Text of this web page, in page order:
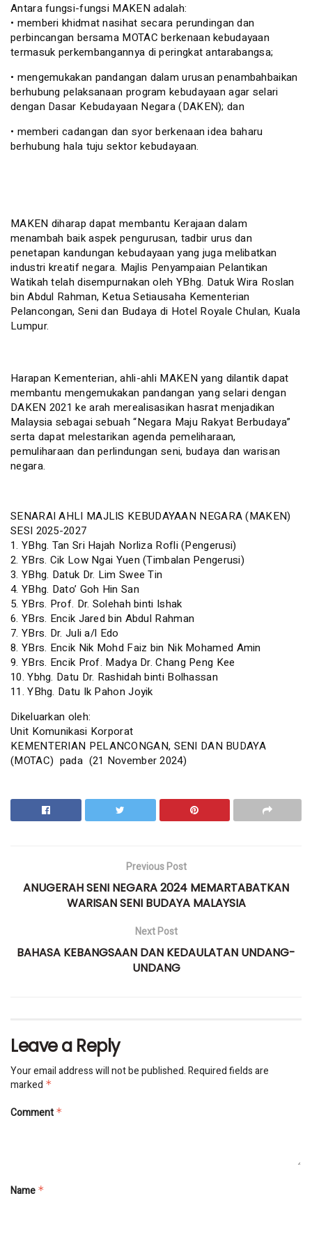
Antara fungsi-fungsi MAKEN adalah:
• memberi khidmat nasihat secara perundingan dan
perbincangan bersama MOTAC berkenaan kebudayaan
termasuk perkembangannya di peringkat antarabangsa;
• mengemukakan pandangan dalam urusan penambahbaikan
berhubung pelaksanaan program kebudayaan agar selari
dengan Dasar Kebudayaan Negara (DAKEN); dan
• memberi cadangan dan syor berkenaan idea baharu
berhubung hala tuju sektor kebudayaan.
MAKEN diharap dapat membantu Kerajaan dalam
menambah baik aspek pengurusan, tadbir urus dan
penetapan kandungan kebudayaan yang juga melibatkan
industri kreatif negara. Majlis Penyampaian Pelantikan
Watikah telah disempurnakan oleh YBhg. Datuk Wira Roslan
bin Abdul Rahman, Ketua Setiausaha Kementerian
Pelancongan, Seni dan Budaya di Hotel Royale Chulan, Kuala
Lumpur.
Harapan Kementerian, ahli-ahli MAKEN yang dilantik dapat
membantu mengemukakan pandangan yang selari dengan
DAKEN 2021 ke arah merealisasikan hasrat menjadikan
Malaysia sebagai sebuah “Negara Maju Rakyat Berbudaya”
serta dapat melestarikan agenda pemeliharaan,
pemuliharaan dan perlindungan seni, budaya dan warisan
negara.
SENARAI AHLI MAJLIS KEBUDAYAAN NEGARA (MAKEN)
SESI 2025-2027
1. YBhg. Tan Sri Hajah Norliza Rofli (Pengerusi)
2. YBrs. Cik Low Ngai Yuen (Timbalan Pengerusi)
3. YBhg. Datuk Dr. Lim Swee Tin
4. YBhg. Dato’ Goh Hin San
5. YBrs. Prof. Dr. Solehah binti Ishak
6. YBrs. Encik Jared bin Abdul Rahman
7. YBrs. Dr. Juli a/l Edo
8. YBrs. Encik Nik Mohd Faiz bin Nik Mohamed Amin
9. YBrs. Encik Prof. Madya Dr. Chang Peng Kee
10. Ybhg. Datu Dr. Rashidah binti Bolhassan
11. YBhg. Datu Ik Pahon Joyik
Dikeluarkan oleh:
Unit Komunikasi Korporat
KEMENTERIAN PELANCONGAN, SENI DAN BUDAYA
(MOTAC) pada (21 November 2024)
Previous Post
ANUGERAH SENI NEGARA 2024 MEMARTABATKAN
WARISAN SENI BUDAYA MALAYSIA
Next Post
BAHASA KEBANGSAAN DAN KEDAULATAN UNDANG-
UNDANG
Leave a Reply
Your email address will not be published.Required fields are
marked *
Comment *
Name *